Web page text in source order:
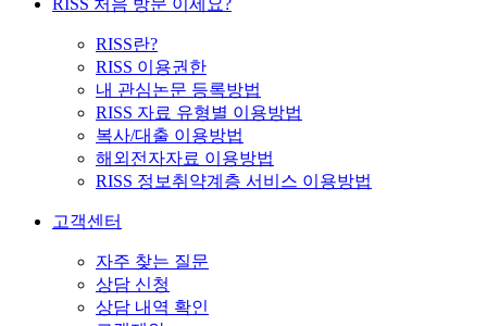
RISS 처음 방문 이세요?
RISS란?
RISS 이용권한
내 관심논문 등록방법
RISS 자료 유형별 이용방법
복사/대출 이용방법
해외전자자료 이용방법
RISS 정보취약계층 서비스 이용방법
고객센터
자주 찾는 질문
상담 신청
상담 내역 확인